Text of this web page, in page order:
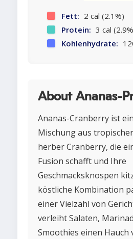
Fett: 2 cal (2.1%)
Protein: 3 cal
Kohlenhydrate:
About Ananas-
Ananas-Cranberry ist
Mischung aus
herber Cranberry, die
Fusion schafft und Ihre
Geschmacksknospen
köstliche Kombination
einer Vielzahl von
verleiht Salaten,
Smoothies einen Hauch